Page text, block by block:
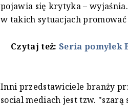
pojawia się krytyka –
w takich sytuacjach
Czytaj też: Seria pomyłek
Inni przedstawiciele branży
social mediach jest tzw.